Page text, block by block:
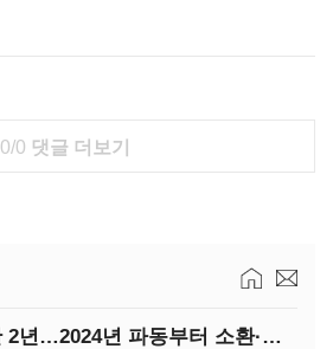
0/0 댓글 더보기
홍명보 선임 논란 2년…2024년 파동부터 소환·압색까지